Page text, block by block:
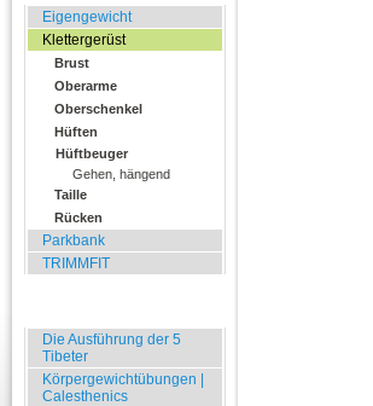
Eigengewicht
Klettergerüst
Brust
Oberarme
Oberschenkel
Hüften
Hüftbeuger
Gehen, hängend
Taille
Rücken
Parkbank
TRIMMFIT
Die Ausführung der 5
Tibeter
Körpergewichtübungen |
Calesthenics